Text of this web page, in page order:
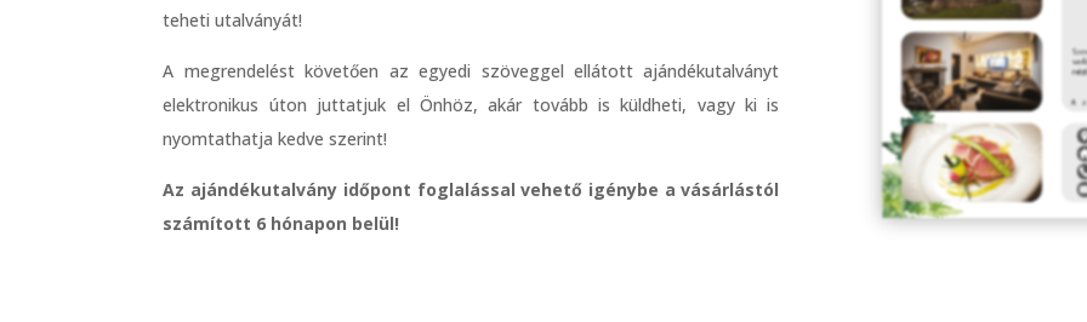
teheti utalványát!
A megrendelést követően az egyedi szöveggel ellátott ajándékutalványt
elektronikus úton juttatjuk el Önhöz, akár tovább is küldheti, vagy ki is
nyomtathatja kedve szerint!
Az ajándékutalvány időpont foglalással vehető igénybe a vásárlástól
számított 6 hónapon belül!